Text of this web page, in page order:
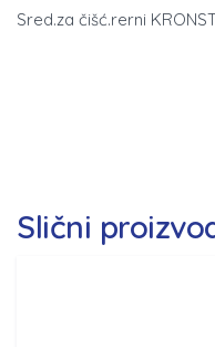
Sred.za čišć.rerni
Slični